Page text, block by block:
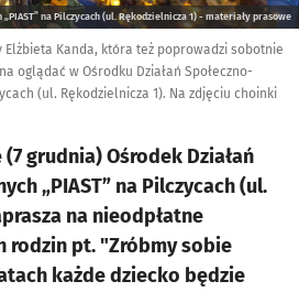
na Pilczycach (ul. Rękodzielnicza 1) - materiały prasowe
Elżbieta Kanda, która też poprowadzi sobotnie
oglądać w Ośrodku Działań Społeczno-
(ul. Rękodzielnicza 1). Na zdjęciu choinki
grudnia) Ośrodek Działań
„PIAST” na Pilczycach (ul.
na nieodpłatne
rodzin pt. "Zróbmy sobie
każde dziecko będzie